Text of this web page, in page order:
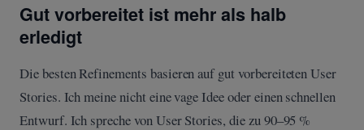
Gut vorbereitet ist mehr als halb
erledigt
Die besten Refinements basieren auf gut vorbereiteten User
Stories. Ich meine nicht eine vage Idee oder einen schnellen
Entwurf. Ich spreche von User Stories, die zu 90–95 %